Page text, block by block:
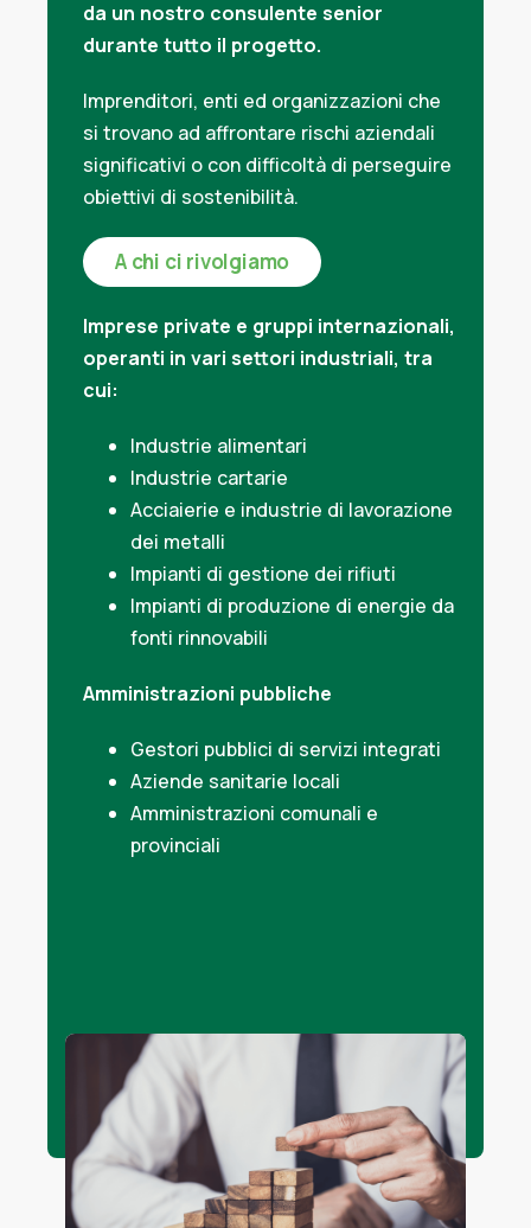
da un nostro consulente senior
durante tutto il progetto.
Imprenditori, enti ed organizzazioni che
si trovano ad affrontare rischi aziendali
significativi o con difficoltà di perseguire
obiettivi di sostenibilità.
A chi ci rivolgiamo
Imprese private e gruppi internazionali,
operanti in vari settori industriali, tra
cui:
Industrie alimentari
Industrie cartarie
Acciaierie e industrie di lavorazione
dei metalli
Impianti di gestione dei rifiuti
Impianti di produzione di energie da
fonti rinnovabili
Amministrazioni pubbliche
Gestori pubblici di servizi integrati
Aziende sanitarie locali
Amministrazioni comunali e
provinciali